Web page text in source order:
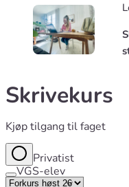
Skrivekurs
Kjøp tilgang til faget
Privatist
VGS-elev